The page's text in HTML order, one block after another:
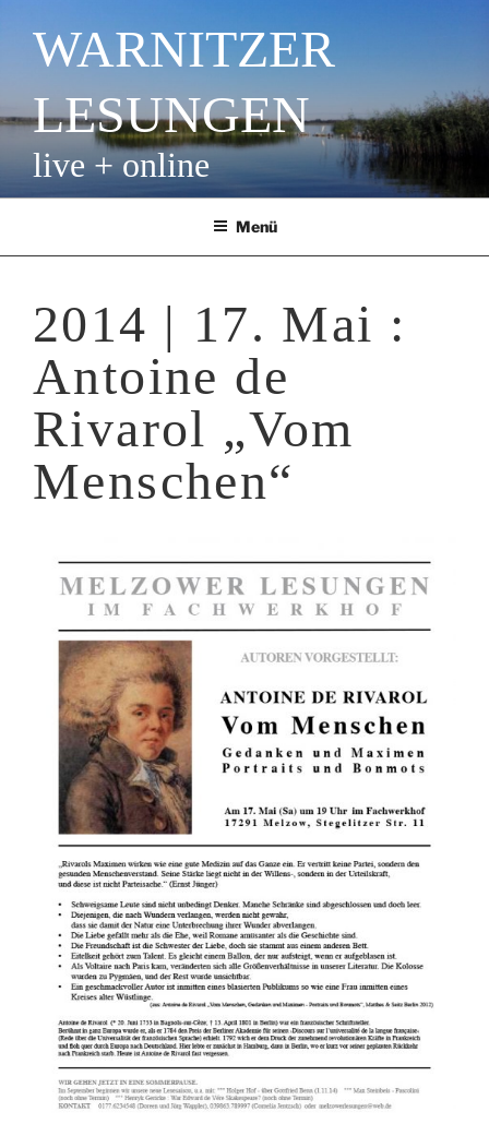
Inhalt
springenWARNITZER
LESUNGEN
live + online
Menü
2014 | 17. Mai :
Antoine de
Rivarol „Vom
Menschen“